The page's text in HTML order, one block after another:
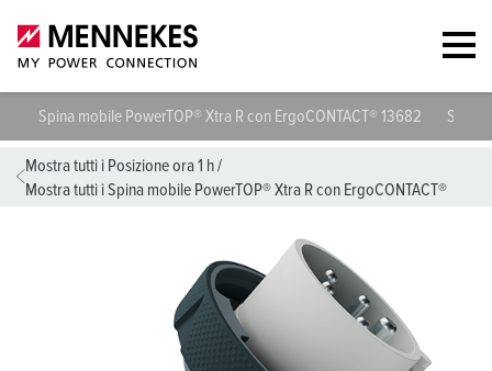
Spina mobile PowerTOP® Xtra R con ErgoCONTACT® 13682
Mostra tutti i Posizione ora 1 h/
Mostra tutti i Spina mobile PowerTOP® Xtra R con ErgoCONTACT®